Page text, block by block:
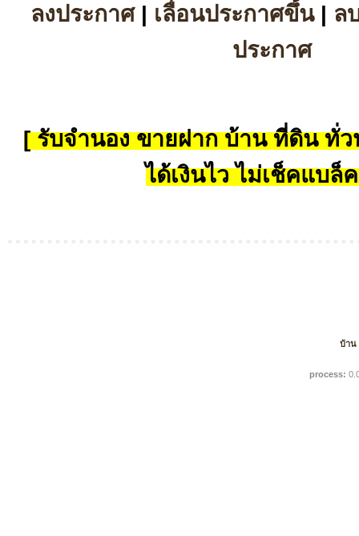
ลงประกาศ| เลื่อนประกาศขึ้น| ล
ประกาศ
[ รับจำนอง ขายฝาก บ้าน ที่ดิน ทั่ว
ได้เงินไว ไม่เช็คแบล็
บ้าน
process: